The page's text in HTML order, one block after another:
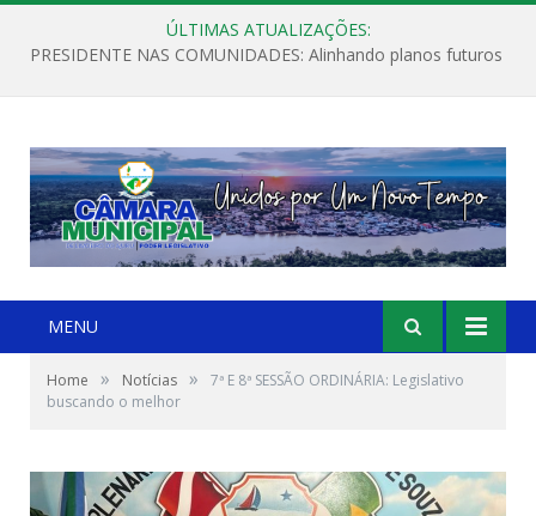
ÚLTIMAS ATUALIZAÇÕES:
PRESIDENTE NAS COMUNIDADES: Alinhando planos futuros
MENU
Home » Notícias »
7ª E 8ª SESSÃO ORDINÁRIA: Legislativo
buscando o melhor